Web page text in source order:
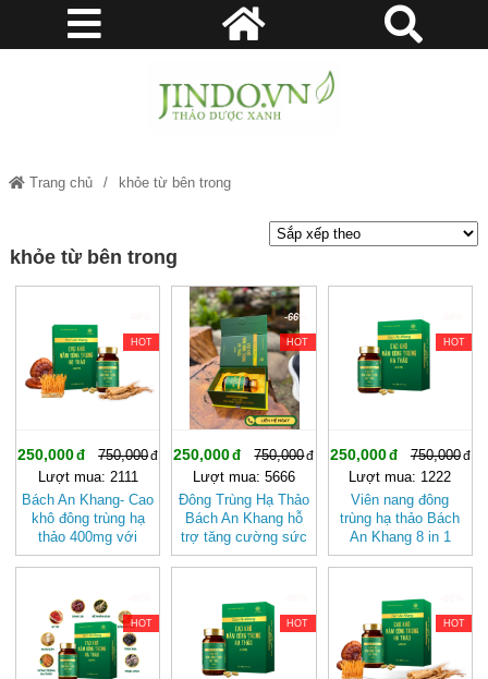
Trang chủ khỏe từ bên trong
khỏe từ bên trong
HOT
250,000
750,000
Lượt mua: 2111
Bách An Khang- Cao
khô đông trùng hạ
thảo 400mg với
thành phần 8 in 1
bảo vệ gia đình bạn
-66%
HOT
250,000
750,000
Lượt mua: 5666
Đông Trùng Hạ Thảo
Bách An Khang hỗ
trợ tăng cường sức
khỏe, giảm mệt mỏi
HOT
250,000
750,000
Lượt mua: 1222
Viên nang đông
trùng hạ thảo Bách
An Khang 8 in 1
đậm đặc gấp 10 giúp
HOT HOT HOT